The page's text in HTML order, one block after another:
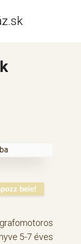
bele!
5-7 éves